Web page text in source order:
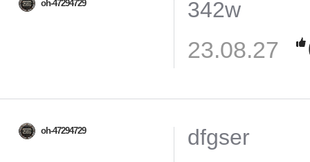
oh-47294729 342w
23.08.27
oh-47294729 dfgser